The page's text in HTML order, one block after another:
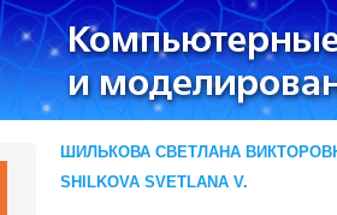
ШИЛЬКОВА СВЕТЛАНА
SHILKOVA SVETLANA V.